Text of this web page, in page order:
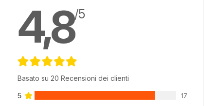
4,8/5
Basato su 20 Recensioni dei clienti
5 17